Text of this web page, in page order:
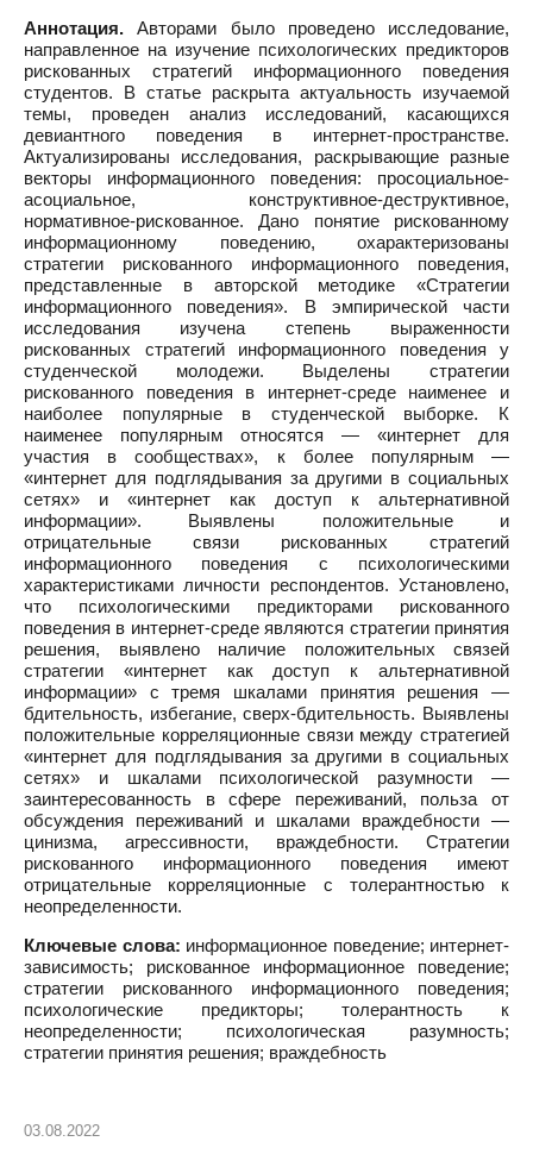
Аннотация. Авторами было проведено исследование,
направленное на изучение психологических предикторов
рискованных стратегий информационного поведения
студентов. В статье раскрыта актуальность изучаемой
темы, проведен анализ исследований, касающихся
девиантного поведения в интернет-пространстве.
Актуализированы исследования, раскрывающие разные
векторы информационного поведения: просоциальное-
асоциальное, конструктивное-деструктивное,
нормативное-рискованное. Дано понятие рискованному
информационному поведению, охарактеризованы
стратегии рискованного информационного поведения,
представленные в авторской методике «Стратегии
информационного поведения». В эмпирической части
исследования изучена степень выраженности
рискованных стратегий информационного поведения у
студенческой молодежи. Выделены стратегии
рискованного поведения в интернет-среде наименее и
наиболее популярные в студенческой выборке. К
наименее популярным относятся — «интернет для
участия в сообществах», к более популярным —
«интернет для подглядывания за другими в социальных
сетях» и «интернет как доступ к альтернативной
информации». Выявлены положительные и
отрицательные связи рискованных стратегий
информационного поведения с психологическими
характеристиками личности респондентов. Установлено,
что психологическими предикторами рискованного
поведения в интернет-среде являются стратегии принятия
решения, выявлено наличие положительных связей
стратегии «интернет как доступ к альтернативной
информации» с тремя шкалами принятия решения —
бдительность, избегание, сверх-бдительность. Выявлены
положительные корреляционные связи между стратегией
«интернет для подглядывания за другими в социальных
сетях» и шкалами психологической разумности —
заинтересованность в сфере переживаний, польза от
обсуждения переживаний и шкалами враждебности —
цинизма, агрессивности, враждебности. Стратегии
рискованного информационного поведения имеют
отрицательные корреляционные с толерантностью к
неопределенности.
Ключевые слова: информационное поведение; интернет-
зависимость; рискованное информационное поведение;
стратегии рискованного информационного поведения;
психологические предикторы; толерантность к
неопределенности; психологическая разумность;
стратегии принятия решения; враждебность
03.08.2022